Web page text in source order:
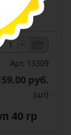
гр
Арт. 13309
руб.
(шт)
40 гр